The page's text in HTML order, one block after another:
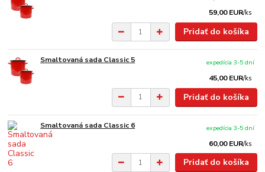
59,00 EUR/ks
Pridať do košíka
Smaltovaná sada Classic 5
45,00 EUR/ks
expedícia 3-5 dní
Pridať do košíka
Smaltovaná sada Classic 6
60,00 EUR/ks
expedícia 3-5 dní
Pridať do košíka